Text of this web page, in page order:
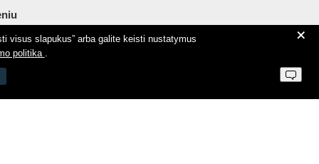
Aeromix +
visus slapukus” arba galite keisti nustatymus
politika .